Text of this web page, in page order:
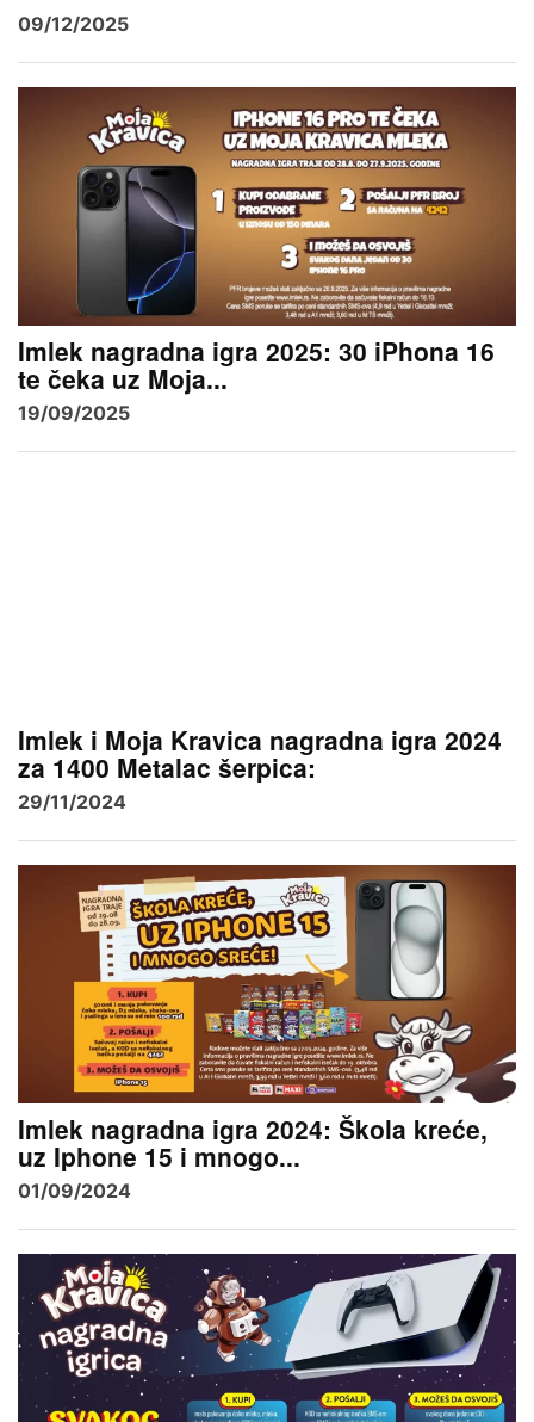
09/12/2025
Imlek nagradna igra 2025: 30 iPhona 16
te čeka uz Moja...
19/09/2025
Imlek i Moja Kravica nagradna igra 2024
za 1400 Metalac šerpica:
29/11/2024
Imlek nagradna igra 2024: Škola kreće,
uz Iphone 15 i mnogo...
01/09/2024